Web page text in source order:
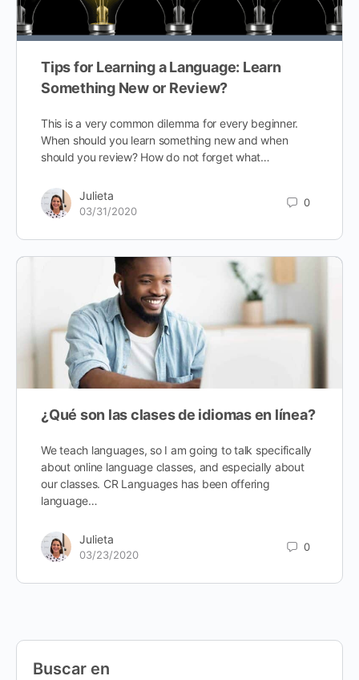
Tips for Learning a Language: Learn
Something New or Review?
This is a very common dilemma for every beginner.
When should you learn something new and when
should you review? How do not forget what…
Julieta
03/31/2020
0
¿Qué son las clases de idiomas en línea?
We teach languages, so I am going to talk specifically
about online language classes, and especially about
our classes. CR Languages has been offering
language…
Julieta
03/23/2020
0
Buscar en